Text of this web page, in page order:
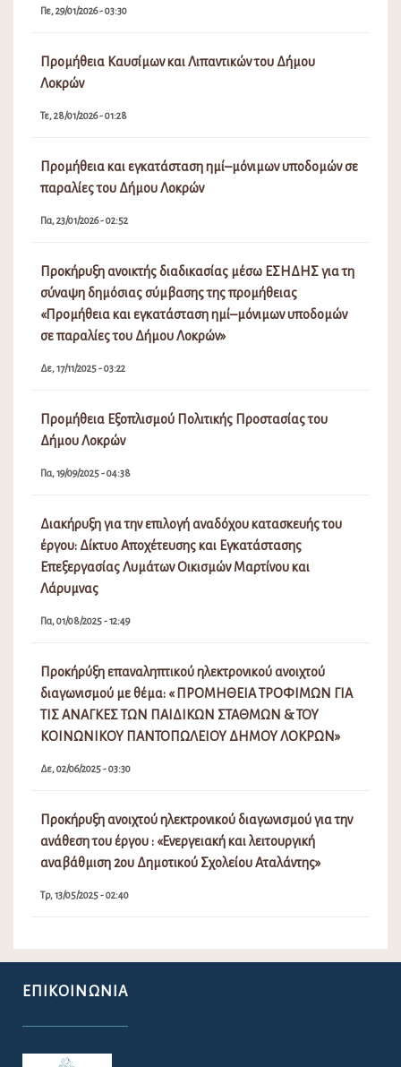
Πε, 29/01/2026 - 03:30
Προμήθεια Καυσίμων και Λιπαντικών του Δήμου
Λοκρών
Τε, 28/01/2026 - 01:28
Προμήθεια και εγκατάσταση ημί–μόνιμων υποδομών σε
παραλίες του Δήμου Λοκρών
Πα, 23/01/2026 - 02:52
Προκήρυξη ανοικτής διαδικασίας μέσω ΕΣΗΔΗΣ για τη
σύναψη δημόσιας σύμβασης της προμήθειας
«Προμήθεια και εγκατάσταση ημί–μόνιμων υποδομών
σε παραλίες του Δήμου Λοκρών»
Δε, 17/11/2025 - 03:22
Προμήθεια Εξοπλισμού Πολιτικής Προστασίας του
Δήμου Λοκρών
Πα, 19/09/2025 - 04:38
Διακήρυξη για την επιλογή αναδόχου κατασκευής του
έργου: Δίκτυο Αποχέτευσης και Εγκατάστασης
Επεξεργασίας Λυμάτων Οικισμών Μαρτίνου και
Λάρυμνας
Πα, 01/08/2025 - 12:49
Προκήρύξη επαναληπτικού ηλεκτρονικού ανοιχτού
διαγωνισμού με θέμα: « ΠΡΟΜΗΘΕΙΑ ΤΡΟΦΙΜΩΝ ΓΙΑ
ΤΙΣ ΑΝΑΓΚΕΣ ΤΩΝ ΠΑΙΔΙΚΩΝ ΣΤΑΘΜΩΝ & ΤΟΥ
ΚΟΙΝΩΝΙΚΟΥ ΠΑΝΤΟΠΩΛΕΙΟΥ ΔΗΜΟΥ ΛΟΚΡΩΝ»
Δε, 02/06/2025 - 03:30
Προκήρυξη ανοιχτού ηλεκτρονικού διαγωνισμού για την
ανάθεση του έργου : «Ενεργειακή και λειτουργική
αναβάθμιση 2ου Δημοτικού Σχολείου Αταλάντης»
Τρ, 13/05/2025 - 02:40
ΕΠΙΚΟΙΝΩΝΊΑ